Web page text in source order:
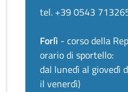
tel. +39 0543
Forlì - corso della
orario di sportello:
dal lunedì al giovedì
il venerdì)